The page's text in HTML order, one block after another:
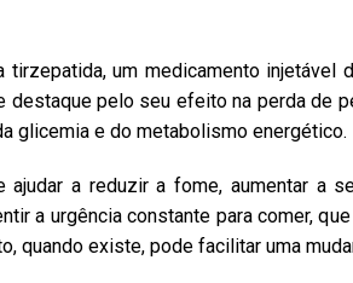
tirzepatida, um medicamento
destaque pelo seu efeito na perda de
glicemia e do metabolismo energético.
ajudar a reduzir a fome, aumentar a
a urgência constante para comer,
quando existe, pode facilitar uma